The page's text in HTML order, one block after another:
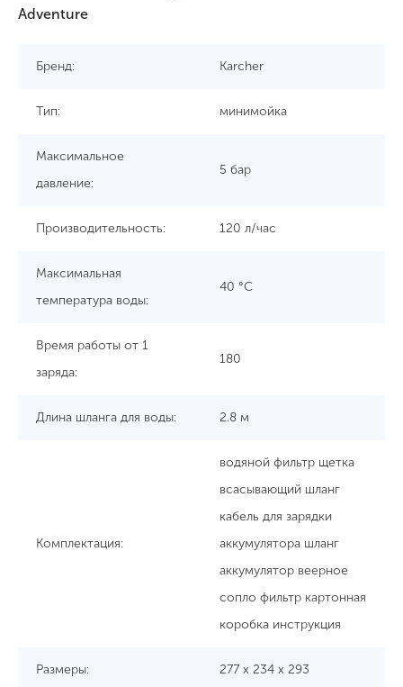
Adventure
Бренд: Karcher
Тип: минимойка
Максимальное
давление:
5 бар
Производительность: 120 л/час
Максимальная
температура воды:
40 °C
Время работы от 1
заряда:
180
Длина шланга для воды: 2.8 м
Комплектация:
водяной фильтр щетка
всасывающий шланг
кабель для зарядки
аккумулятора шланг
аккумулятор веерное
сопло фильтр картонная
коробка инструкция
Размеры: 277 x 234 x 293